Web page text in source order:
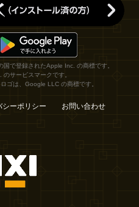
で登録されたApple Inc. の商標です。
サービスマークです。
ゴは、Google LLC の商標です。
シーポリシー お問い合わせ